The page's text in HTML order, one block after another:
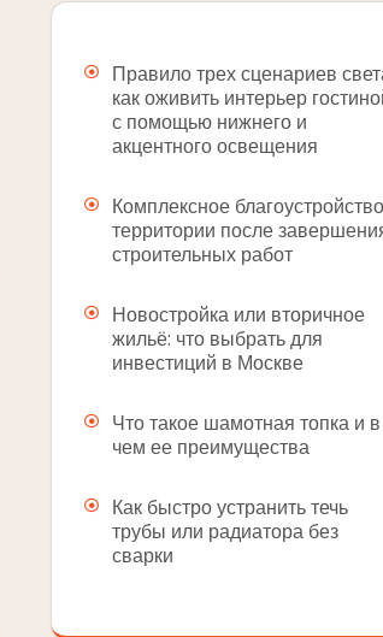
Правило трех сценариев
как оживить интерьер
с помощью нижнего и
акцентного освещения
Комплексное благоустройство
территории после
строительных работ
Новостройка или вторичное
жильё: что выбрать для
инвестиций в Москве
Что такое шамотная топка и в
чем ее преимущества
Как быстро устранить течь
трубы или радиатора без
сварки